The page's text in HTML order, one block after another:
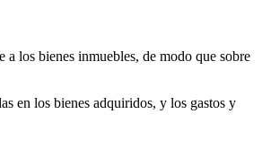
los bienes inmuebles, de modo que sobre
en los bienes adquiridos, y los gastos y